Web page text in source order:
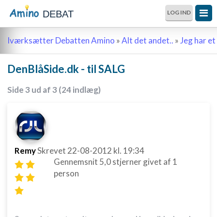
DEBAT LOG IND
Iværksætter Debatten Amino »Alt det andet.. »Jeg har
DenBlåSide.dk - til SALG
Side 3 ud af 3 (24 indlæg)
RemySkrevet 22-08-2012 kl. 19:34
Gennemsnit 5,0stjerner givet af 1
person